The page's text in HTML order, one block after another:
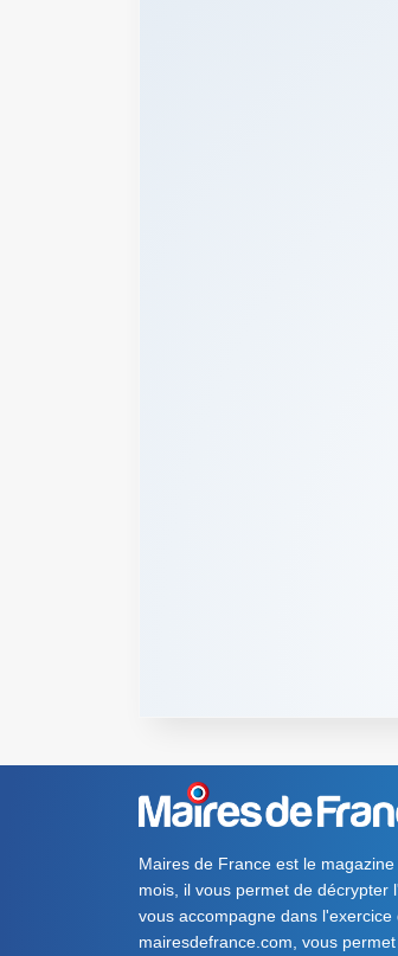
Maires de France est le
mois, il vous permet de décrypter
vous accompagne dans
mairesdefrance.com, vous